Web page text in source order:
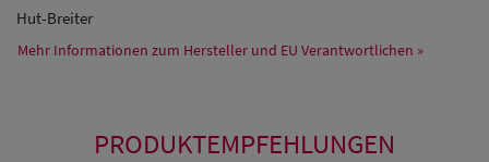
Hut-Breiter
Mehr Informationen zum Hersteller und EU Verantwortlichen »
PRODUKTEMPFEHLUNGEN